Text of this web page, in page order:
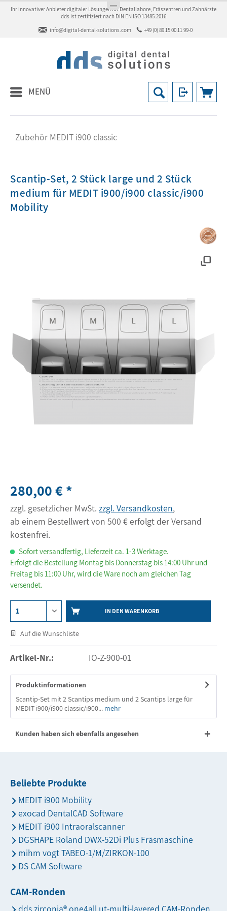
Ihr innovativer Anbieter digitaler Lösungen für Dentallabore, Fräszentren und Zahnärzte
dds ist zertifiziert nach DIN EN ISO 13485:2016
info@digital-dental-solutions.com
+49 (0) 89 15 00 11 99-0
MENÜ
Zubehör MEDIT i900 classic
Scantip-Set, 2 Stück large und 2 Stück
medium für MEDIT i900/i900 classic/i900
Mobility
280,00 € *
zzgl. gesetzlicher MwSt. zzgl. Versandkosten,
ab einem Bestellwert von 500 € erfolgt der Versand
kostenfrei.
Sofort versandfertig, Lieferzeit ca. 1-3 Werktage.
Erfolgt die Bestellung Montag bis Donnerstag bis 14:00 Uhr und
Freitag bis 11:00 Uhr, wird die Ware noch am gleichen Tag
versendet.
IN DEN WARENKORB
Auf die Wunschliste
Artikel-Nr.: IO-Z-900-01
Produktinformationen
Scantip-Set mit 2 Scantips medium und 2 Scantips large für
MEDIT i900/i900 classic/i900... mehr
Kunden haben sich ebenfalls angesehen
Beliebte Produkte
MEDIT i900 Mobility
exocad DentalCAD Software
MEDIT i900 Intraoralscanner
DGSHAPE Roland DWX-52Di Plus Fräsmaschine
mihm vogt TABEO-1/M/ZIRKON-100
DS CAM Software
CAM-Ronden